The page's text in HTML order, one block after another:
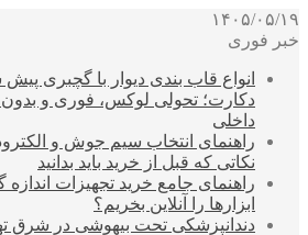
۱۴۰۵/۰۵/۱۹
خبر فوری
انواع قاب بندی دیوار با گچبری
دکارت؛ تحولی لوکس، فوری و
داخلی
راهنمای انتخاب سیم جوش و
نکاتی که قبل از خرید باید بدانید
راهنمای جامع خرید تجهیزات
ابزارها را آنلاین بخریم؟
دندانپزشکی تحت بیهوشی در شرق